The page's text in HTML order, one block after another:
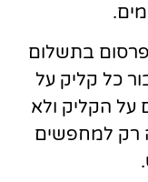
פרסום בתשלום
כל קליק על
הקליק ולא
רק למחפשים